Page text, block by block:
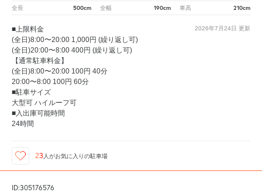
全長 500cm 全幅 190cm 車高 210cm
2026年7月24日 更新
■上限料金
(全日)8:00〜20:00 1,000円 (繰り返し可)
(全日)20:00〜8:00 400円 (繰り返し可)
【通常駐車料金】
(全日)8:00〜20:00 100円 40分
20:00〜8:00 100円 60分
■駐車サイズ
大型可 ハイルーフ可
■入出庫可能時間
24時間
23 人がお気に入りの駐車場
ID:305176576